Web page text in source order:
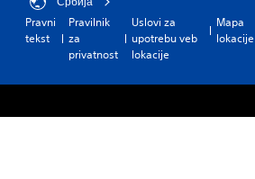
Pravni
tekst
Pravilnik
za
privatnost
Uslovi za
upotrebu veb
lokacije
Mapa
lokacije